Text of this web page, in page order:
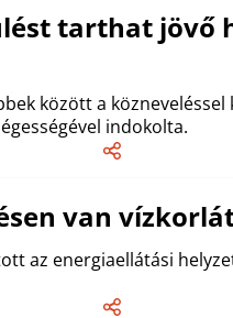
tarthat jövő
között a
indokolta.
van
az energiaellátási